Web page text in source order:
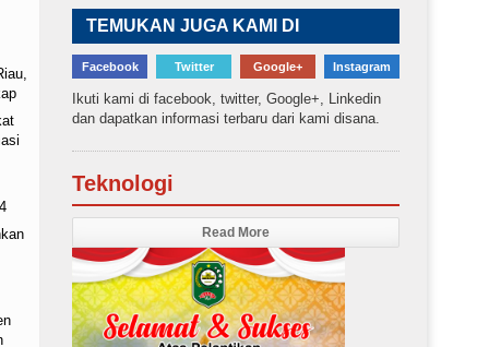
TEMUKAN JUGA KAMI DI
Facebook Twitter Google+ Instagram
Ikuti kami di facebook, twitter, Google+, Linkedin
dan dapatkan informasi terbaru dari kami disana.
Teknologi
Read More